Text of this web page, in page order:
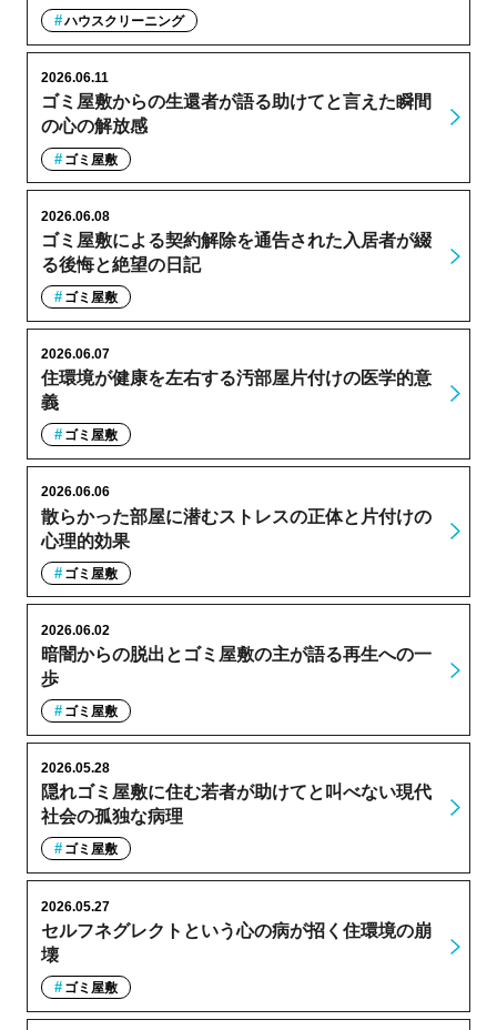
ハウスクリーニング
ゴミ屋敷からの生還者が語る助けてと言えた瞬間
の心の解放感
2026.06.11
ゴミ屋敷
ゴミ屋敷による契約解除を通告された入居者が綴
る後悔と絶望の日記
2026.06.08
ゴミ屋敷
住環境が健康を左右する汚部屋片付けの医学的意
義
2026.06.07
ゴミ屋敷
散らかった部屋に潜むストレスの正体と片付けの
心理的効果
2026.06.06
ゴミ屋敷
暗闇からの脱出とゴミ屋敷の主が語る再生への一
歩
2026.06.02
ゴミ屋敷
隠れゴミ屋敷に住む若者が助けてと叫べない現代
社会の孤独な病理
2026.05.28
ゴミ屋敷
セルフネグレクトという心の病が招く住環境の崩
壊
2026.05.27
ゴミ屋敷